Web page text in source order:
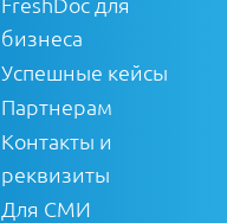
бизнеса
Успешные кейсы
Партнерам
Контакты и
реквизиты
Для СМИ